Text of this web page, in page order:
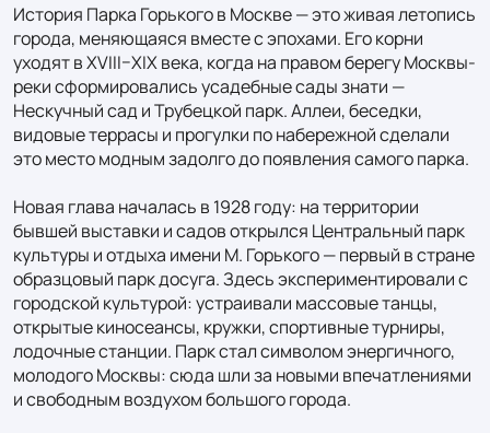
История Парка Горького в Москве — это живая летопись
города, меняющаяся вместе с эпохами. Его корни
уходят в XVIII–XIX века, когда на правом берегу Москвы-
реки сформировались усадебные сады знати —
Нескучный сад и Трубецкой парк. Аллеи, беседки,
видовые террасы и прогулки по набережной сделали
это место модным задолго до появления самого парка.
Новая глава началась в 1928 году: на территории
бывшей выставки и садов открылся Центральный парк
культуры и отдыха имени М. Горького — первый в стране
образцовый парк досуга. Здесь экспериментировали с
городской культурой: устраивали массовые танцы,
открытые киносеансы, кружки, спортивные турниры,
лодочные станции. Парк стал символом энергичного,
молодого Москвы: сюда шли за новыми впечатлениями
и свободным воздухом большого города.